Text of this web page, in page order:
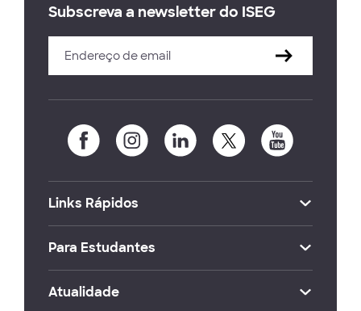
Subscreva a newsletter do ISEG
Links Rápidos
Para Estudantes
Atualidade